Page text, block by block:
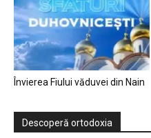
Învierea Fiului văduvei din Nain
Descoperă ortodoxia